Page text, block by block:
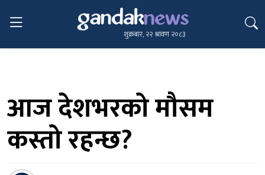
शुक्रबार, २२ श्रावण २०८३
आज देशभरको मौसम
कस्तो रहन्छ?